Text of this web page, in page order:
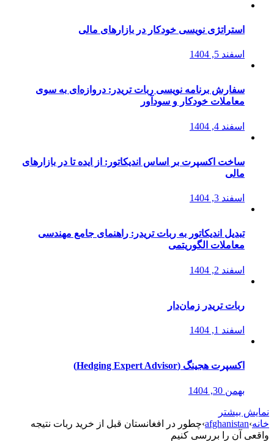
استراتژی‌ نویسی خودکار در بازارهای مالی
اسفند 5, 1404
سفارش برنامه نویسی ربات تریدر: دروازه‌ای به سوی
معاملات خودکار و سودآور
اسفند 4, 1404
ساخت اکسپرت بر اساس اندیکاتور: از ایده تا در بازارهای
مالی
اسفند 3, 1404
تبدیل اندیکاتور به ربات تریدر: راهنمای جامع مهندسی
معاملات الگوریتمی
اسفند 2, 1404
ربات تریدر زمان‌دار
اسفند 1, 1404
اکسپرت هجینگ (Hedging Expert Advisor)
بهمن 30, 1404
نمایش بیشتر
خانه›
afghanistan
›چطور در افغانستان قبل از خرید ربات نتیجه
واقعی آن را بررسی کنیم